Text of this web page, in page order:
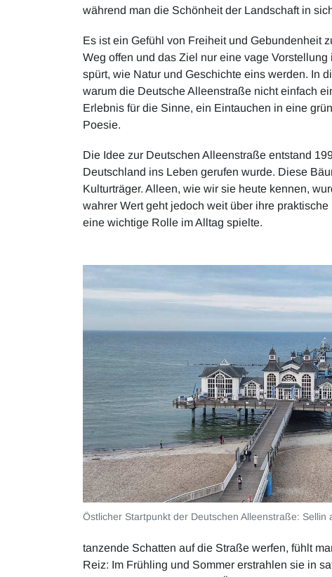
während man die Schönheit der Landschaft in
Es ist ein Gefühl von Freiheit und Gebundenheit
Weg offen und das Ziel nur eine vage
spürt, wie Natur und Geschichte eins werden. In
warum die Deutsche Alleenstraße nicht einfach
Erlebnis für die Sinne, ein Eintauchen in eine
Poesie.
Die Idee zur Deutschen Alleenstraße entstand
Deutschland ins Leben gerufen wurde. Diese
Kulturträger. Alleen, wie wir sie heute kennen,
wahrer Wert geht jedoch weit über ihre
eine wichtige Rolle im Alltag spielte.
Östlicher Startpunkt der Deutschen Alleenstraße: Sellin
tanzende Schatten auf die Straße werfen, fühlt
Reiz: Im Frühling und Sommer erstrahlen sie in